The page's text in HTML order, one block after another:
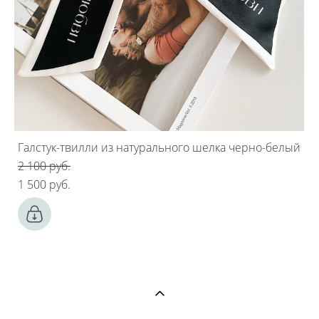
Галстук-твилли из натурального шелка черно-белый
2 100 pуб.
1 500 pуб.